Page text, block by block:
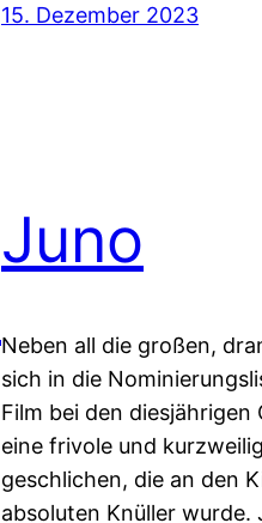
15. Dezember 2023
Juno
Neben all die großen,
sich in die
Film bei den diesjährigen
eine frivole und
geschlichen, die an den
absoluten Knüller wurde.